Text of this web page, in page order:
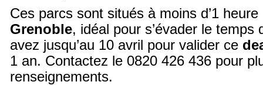
Ces parcs sont situés à moins d’1
Grenoble, idéal pour s’évader le temps
avez jusqu’au 10 avril pour valider ce
1 an. Contactez le 0820 426 436 pour
renseignements.